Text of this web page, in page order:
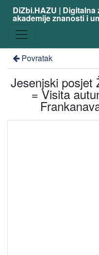
DiZbi.HAZU |
akademije znanosti i
Povratak
Jesenjski posjet
= Visita